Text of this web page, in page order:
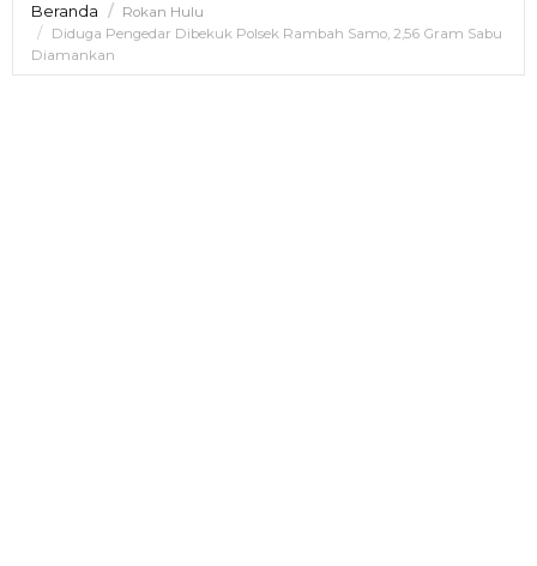
Beranda
Rokan Hulu
Diduga Pengedar Dibekuk Polsek Rambah Samo, 2,56 Gram Sabu
Diamankan